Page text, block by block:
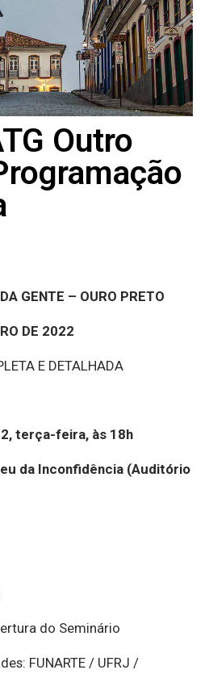
Outro
GENTE – OURO PRETO
DE 2022
E DETALHADA
terça-feira, às 18h
da Inconfidência (Auditório
do Seminário
FUNARTE / UFRJ /